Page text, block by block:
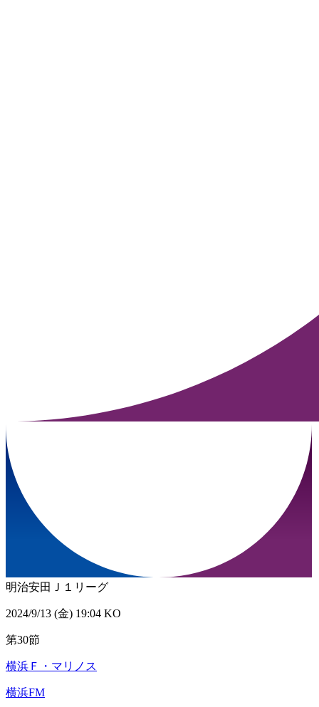
明治安田Ｊ１リーグ
2024/9/13 (金) 19:04 KO
第30節
横浜Ｆ・マリノス
横浜FM